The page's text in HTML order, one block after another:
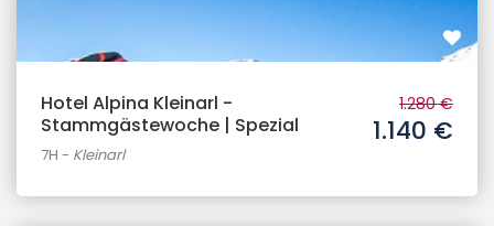
Hotel Alpina Kleinarl -
Stammgästewoche | Spezial
7H - Kleinarl
1.280 €
1.140 €